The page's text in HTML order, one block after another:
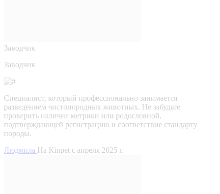
Заводчик
Заводчик
Специалист, который профессионально занимается
разведением чистопородных животных. Не забудьте
проверить наличие метрики или родословной,
подтверждающей регистрацию и соответствие стандарту
породы.
Людмила На Kinpet c апреля 2025 г.